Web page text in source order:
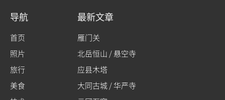
导航
首页
照片
旅行
美食
最新文章
雁门关
北岳恒山 / 悬空寺
应县木塔
大同古城 / 华严寺